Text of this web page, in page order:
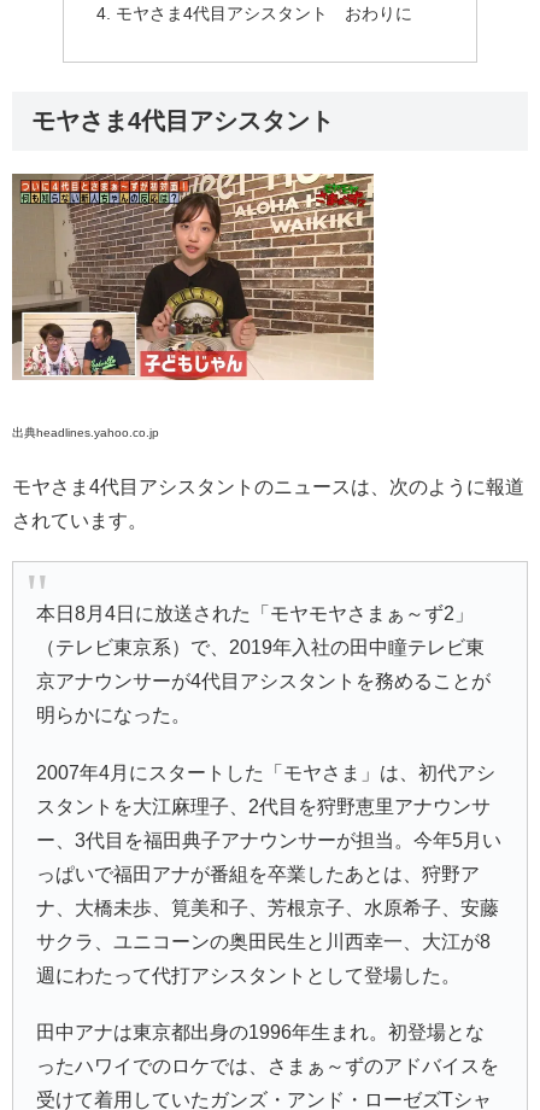
モヤさま4代目アシスタント おわりに
モヤさま4代目アシスタント
出典headlines.yahoo.co.jp
モヤさま4代目アシスタントのニュースは、次のように報道
されています。
本日8月4日に放送された「モヤモヤさまぁ～ず2」
（テレビ東京系）で、2019年入社の田中瞳テレビ東
京アナウンサーが4代目アシスタントを務めることが
明らかになった。
2007年4月にスタートした「モヤさま」は、初代アシ
スタントを大江麻理子、2代目を狩野恵里アナウンサ
ー、3代目を福田典子アナウンサーが担当。今年5月い
っぱいで福田アナが番組を卒業したあとは、狩野ア
ナ、大橋未歩、筧美和子、芳根京子、水原希子、安藤
サクラ、ユニコーンの奥田民生と川西幸一、大江が8
週にわたって代打アシスタントとして登場した。
田中アナは東京都出身の1996年生まれ。初登場とな
ったハワイでのロケでは、さまぁ～ずのアドバイスを
受けて着用していたガンズ・アンド・ローゼズTシャ